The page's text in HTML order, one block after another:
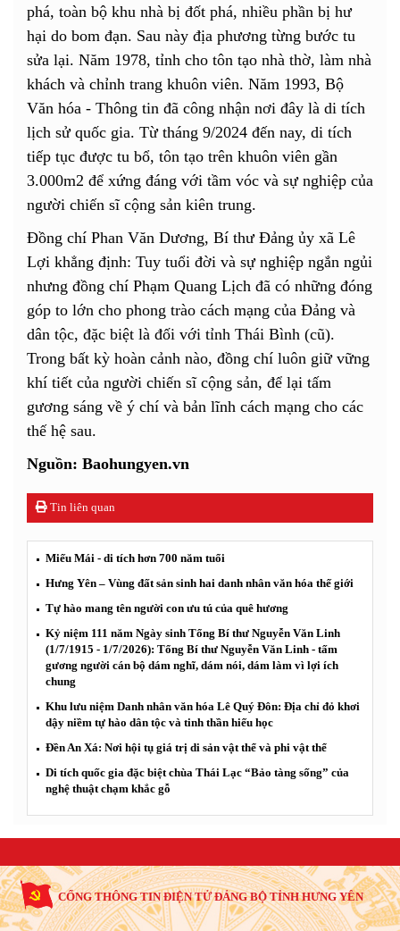
phá, toàn bộ khu nhà bị đốt phá, nhiều phần bị hư
hại do bom đạn. Sau này địa phương từng bước tu
sửa lại. Năm 1978, tỉnh cho tôn tạo nhà thờ, làm nhà
khách và chỉnh trang khuôn viên. Năm 1993, Bộ
Văn hóa - Thông tin đã công nhận nơi đây là di tích
lịch sử quốc gia. Từ tháng 9/2024 đến nay, di tích
tiếp tục được tu bổ, tôn tạo trên khuôn viên gần
3.000m2 để xứng đáng với tầm vóc và sự nghiệp của
người chiến sĩ cộng sản kiên trung.
Đồng chí Phan Văn Dương, Bí thư Đảng ủy xã Lê
Lợi khẳng định: Tuy tuổi đời và sự nghiệp ngắn ngủi
nhưng đồng chí Phạm Quang Lịch đã có những đóng
góp to lớn cho phong trào cách mạng của Đảng và
dân tộc, đặc biệt là đối với tỉnh Thái Bình (cũ).
Trong bất kỳ hoàn cảnh nào, đồng chí luôn giữ vững
khí tiết của người chiến sĩ cộng sản, để lại tấm
gương sáng về ý chí và bản lĩnh cách mạng cho các
thế hệ sau.
Nguồn: Baohungyen.vn
Tin liên quan
Miếu Mái - di tích hơn 700 năm tuổi
Hưng Yên – Vùng đất sản sinh hai danh nhân văn hóa thế giới
Tự hào mang tên người con ưu tú của quê hương
Kỷ niệm 111 năm Ngày sinh Tổng Bí thư Nguyễn Văn Linh
(1/7/1915 - 1/7/2026): Tổng Bí thư Nguyễn Văn Linh - tấm
gương người cán bộ dám nghĩ, dám nói, dám làm vì lợi ích
chung
Khu lưu niệm Danh nhân văn hóa Lê Quý Đôn: Địa chỉ đỏ khơi
dậy niềm tự hào dân tộc và tinh thần hiếu học
Đền An Xá: Nơi hội tụ giá trị di sản vật thể và phi vật thể
Di tích quốc gia đặc biệt chùa Thái Lạc “Bảo tàng sống” của
nghệ thuật chạm khắc gỗ
CỔNG THÔNG TIN ĐIỆN TỬ ĐẢNG BỘ TỈNH HƯNG YÊN